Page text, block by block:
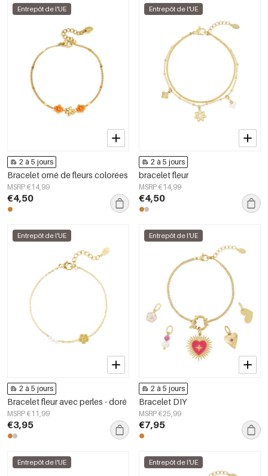
Entrepôt de l'UE
2 à 5 jours
Bracelet orné de fleurs colorées
MSRP €14,99
€4,50
Entrepôt de l'UE
2 à 5 jours
bracelet fleur
MSRP €14,99
€4,50
Entrepôt de l'UE
2 à 5 jours
Bracelet fleur avec perles - doré
MSRP €11,99
€3,95
Entrepôt de l'UE
2 à 5 jours
Bracelet DIY
MSRP €25,99
€7,95
Entrepôt de l'UE Entrepôt de l'UE